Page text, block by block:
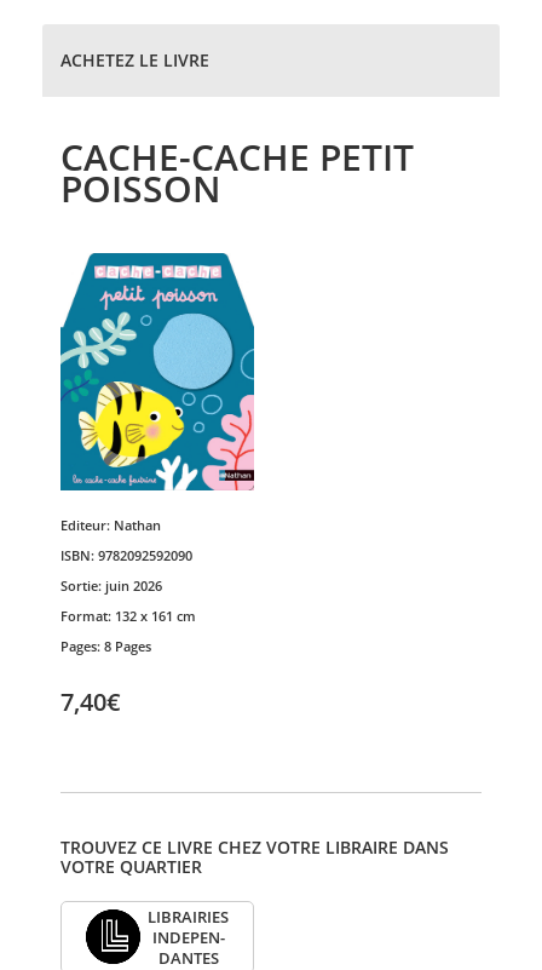
ACHETEZ LE LIVRE
CACHE-CACHE PETIT
POISSON
Editeur: Nathan
ISBN: 9782092592090
Sortie: juin 2026
Format: 132 x 161 cm
Pages: 8 Pages
7,40€
TROUVEZ CE LIVRE CHEZ VOTRE LIBRAIRE DANS
VOTRE QUARTIER
LIBRAI­RIES
INDE­PEN­
DANTES